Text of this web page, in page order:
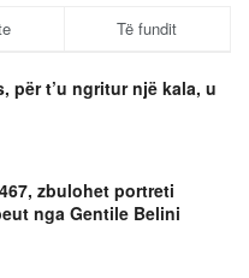
Të fundit
për t’u ngritur një kala, u
zbulohet portreti
nga Gentile Belini